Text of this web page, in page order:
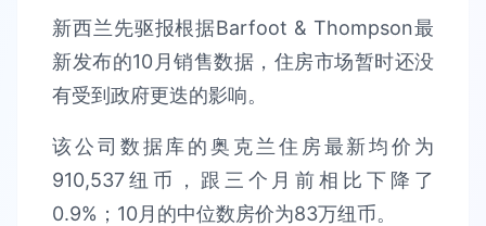
新西兰先驱报根据Barfoot & Thompson最
新发布的10月销售数据，住房市场暂时还没
有受到政府更迭的影响。
该公司数据库的奥克兰住房最新均价为
910,537纽币，跟三个月前相比下降了
0.9%；10月的中位数房价为83万纽币。